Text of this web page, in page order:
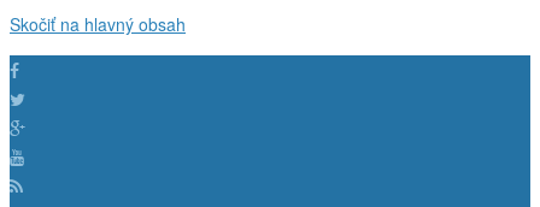
Skočiť na hlavný obsah